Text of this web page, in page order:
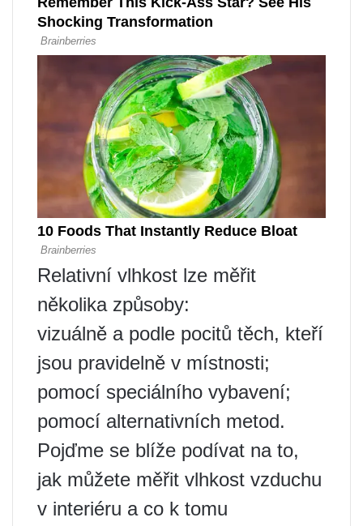
Relativní vlhkost lze měřit
několika způsoby:
vizuálně a podle pocitů těch, kteří
jsou pravidelně v místnosti;
pomocí speciálního vybavení;
pomocí alternativních metod.
Pojďme se blíže podívat na to,
jak můžete měřit vlhkost vzduchu
v interiéru a co k tomu